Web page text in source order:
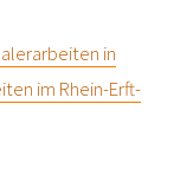
in
im Rhein-Erft-